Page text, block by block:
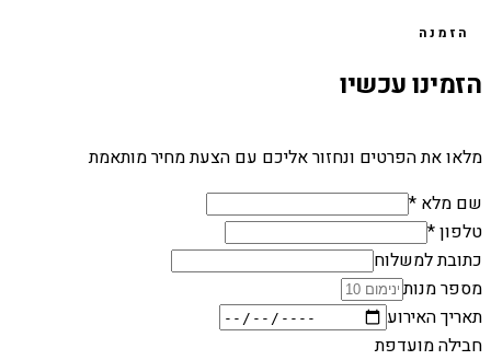
הזמנה
הזמינו עכשיו
מלאו את הפרטים ונחזור אליכם עם הצעת מחיר מותאמת
שם מלא *
טלפון *
כתובת למשלוח
מספר מנות
תאריך האירוע
חבילה מועדפת